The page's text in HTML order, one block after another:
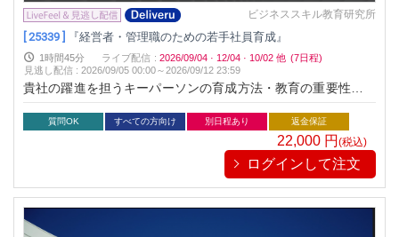
ビジネススキル教育研究所
[ 25339 ] 『経営者・管理職のための若手社員育成』
1時間45分 ライブ配信 : 2026/09/04 · 12/04 · 10/02 他 (7日程)
見逃し配信 :2026/09/05 00:00～2026/09/12 23:59
貴社の躍進を担うキーパーソンの育成方法・教育の重要性を習
得
質問OK すべての方向け 別日程あり 返金保証
22,000 円(税込)
ログインして注文